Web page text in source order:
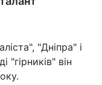
"Дніпра" і
він